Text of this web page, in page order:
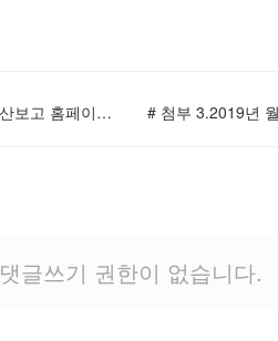
# 첨부 2.2019년 월별결산보고 홈페이지 올림파일(9월)-02.jpg
댓글쓰기 권한이 없습니다.